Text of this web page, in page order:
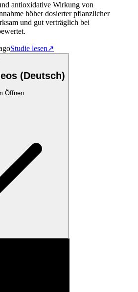
antioxidative Wirkung von
höher dosierter pflanzlicher
und gut verträglich bei
Studie lesen↗
(Deutsch)
Öffnen